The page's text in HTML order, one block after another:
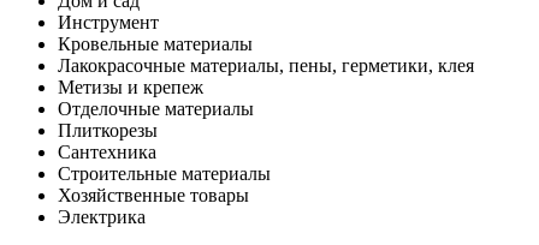
Инструмент
Кровельные материалы
Лакокрасочные материалы, пены, герметики, клея
Метизы и крепеж
Отделочные материалы
Плиткорезы
Сантехника
Строительные материалы
Хозяйственные товары
Электрика